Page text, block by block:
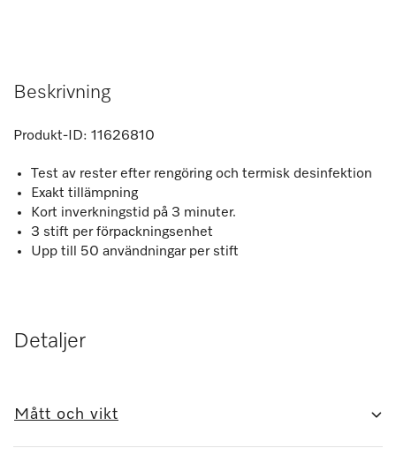
Beskrivning
Produkt-ID: 11626810
Test av rester efter rengöring och termisk desinfektion
Exakt tillämpning
Kort inverkningstid på 3 minuter.
3 stift per förpackningsenhet
Upp till 50 användningar per stift
Detaljer
Mått och vikt